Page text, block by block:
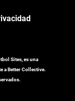
Sites, es una
a Better Collective.